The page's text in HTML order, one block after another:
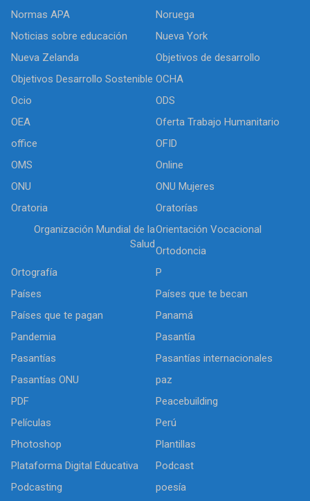
Normas APA
Noruega
Noticias sobre educación
Nueva York
Nueva Zelanda
Objetivos de desarrollo
Objetivos Desarrollo Sostenible OCHA
Ocio
ODS
OEA
Oferta Trabajo Humanitario
office
OFID
OMS
Online
ONU
ONU Mujeres
Oratoria
Oratorías
Organización Mundial de la
Salud
Orientación Vocacional
Ortodoncia
Ortografía
P
Países
Países que te becan
Países que te pagan
Panamá
Pandemia
Pasantía
Pasantías
Pasantías internacionales
Pasantías ONU
paz
PDF
Peacebuilding
Películas
Perú
Photoshop
Plantillas
Plataforma Digital Educativa
Podcast
Podcasting
poesía